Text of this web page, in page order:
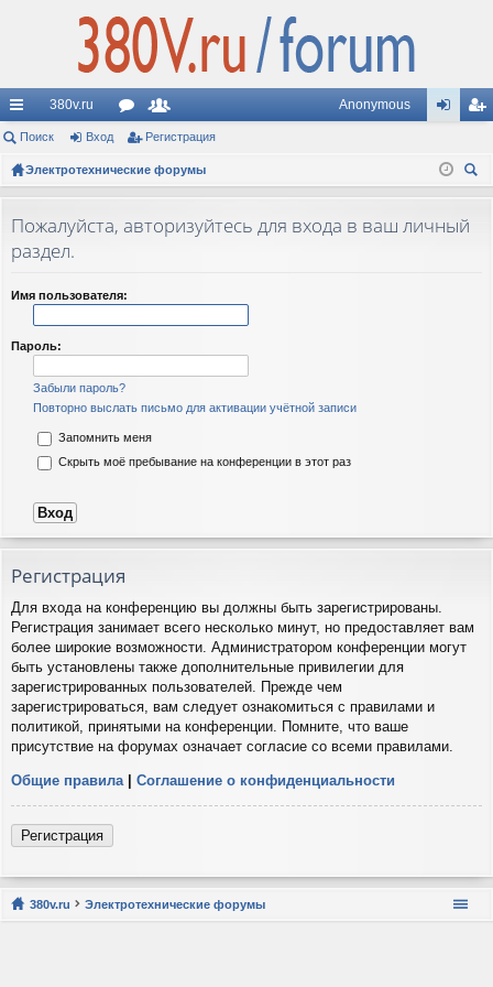
с
ы
и
380v.ru
ор
ум
ол
ьз
ат
и
Anonymous
д ис
Поиск Вход Регистрация
Электротехнические форумы
ск
Пожалуйста, авторизуйтесь для входа в ваш личный
раздел.
Имя пользователя:
Пароль:
Забыли пароль?
Повторно выслать письмо для активации учётной записи
Запомнить меня
Скрыть моё пребывание на конференции в этот раз
Регистрация
Для входа на конференцию вы должны быть зарегистрированы.
Регистрация занимает всего несколько минут, но предоставляет вам
более широкие возможности. Администратором конференции могут
быть установлены также дополнительные привилегии для
зарегистрированных пользователей. Прежде чем
зарегистрироваться, вам следует ознакомиться с правилами и
политикой, принятыми на конференции. Помните, что ваше
присутствие на форумах означает согласие со всеми правилами.
Общие правила | Соглашение о конфиденциальности
Регистрация
380v.ru Электротехнические форумы